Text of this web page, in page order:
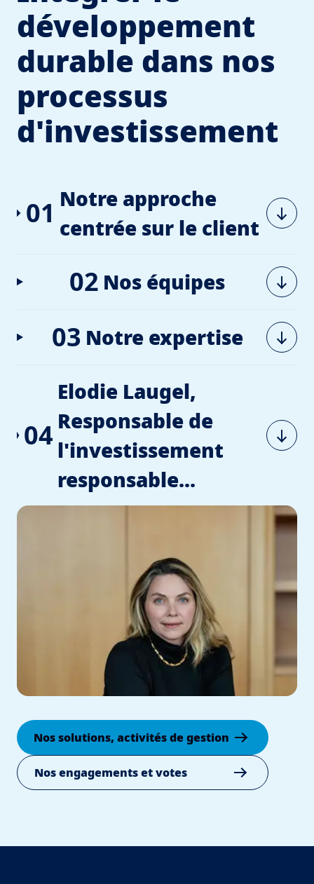
développement
durable dans nos
processus
d'investissement
01 Notre approche
centrée sur le client
02 Nos équipes
03 Notre expertise
04
Elodie Laugel,
Responsable de
l'investissement
responsable...
Nos solutions, activités de gestion
Nos engagements et votes